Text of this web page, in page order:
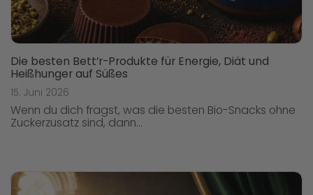
Die besten Bett’r-Produkte für Energie, Diät und
Heißhunger auf Süßes
15. Juni 2026
Wenn du dich fragst, was die besten Bio-Snacks ohne
Zuckerzusatz sind, dann...